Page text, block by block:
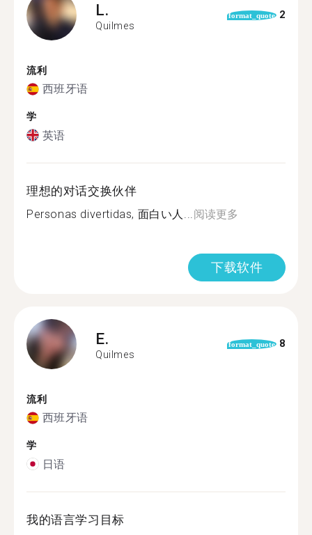
L.
Quilmes
format_quote 2
流利
西班牙语
学
英语
理想的对话交换伙伴
Personas divertidas, 面白い人... 阅读更多
下载软件
E.
Quilmes
format_quote 8
流利
西班牙语
学
日语
我的语言学习目标